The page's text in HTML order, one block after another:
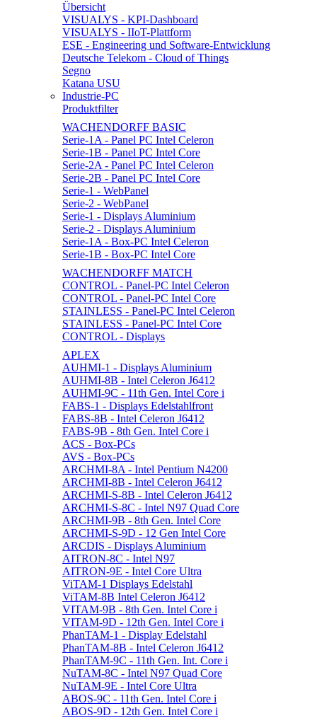
Übersicht
VISUALYS - KPI-Dashboard
VISUALYS - IIoT-Plattform
ESE - Engineering und Software-Entwicklung
Deutsche Telekom - Cloud of Things
Segno
Katana USU
Industrie-PC
Produktfilter
WACHENDORFF BASIC
Serie-1A - Panel PC Intel Celeron
Serie-1B - Panel PC Intel Core
Serie-2A - Panel PC Intel Celeron
Serie-2B - Panel PC Intel Core
Serie-1 - WebPanel
Serie-2 - WebPanel
Serie-1 - Displays Aluminium
Serie-2 - Displays Aluminium
Serie-1A - Box-PC Intel Celeron
Serie-1B - Box-PC Intel Core
WACHENDORFF MATCH
CONTROL - Panel-PC Intel Celeron
CONTROL - Panel-PC Intel Core
STAINLESS - Panel-PC Intel Celeron
STAINLESS - Panel-PC Intel Core
CONTROL - Displays
APLEX
AUHMI-1 - Displays Aluminium
AUHMI-8B - Intel Celeron J6412
AUHMI-9C - 11th Gen. Intel Core i
FABS-1 - Displays Edelstahlfront
FABS-8B - Intel Celeron J6412
FABS-9B - 8th Gen. Intel Core i
ACS - Box-PCs
AVS - Box-PCs
ARCHMI-8A - Intel Pentium N4200
ARCHMI-8B - Intel Celeron J6412
ARCHMI-S-8B - Intel Celeron J6412
ARCHMI-S-8C - Intel N97 Quad Core
ARCHMI-9B - 8th Gen. Intel Core
ARCHMI-S-9D - 12 Gen Intel Core
ARCDIS - Displays Aluminium
AITRON-8C - Intel N97
AITRON-9E - Intel Core Ultra
ViTAM-1 Displays Edelstahl
ViTAM-8B Intel Celeron J6412
VITAM-9B - 8th Gen. Intel Core i
VITAM-9D - 12th Gen. Intel Core i
PhanTAM-1 - Display Edelstahl
PhanTAM-8B - Intel Celeron J6412
PhanTAM-9C - 11th Gen. Int. Core i
NuTAM-8C - Intel N97 Quad Core
NuTAM-9E - Intel Core Ultra
ABOS-9C - 11th Gen. Intel Core i
ABOS-9D - 12th Gen. Intel Core i